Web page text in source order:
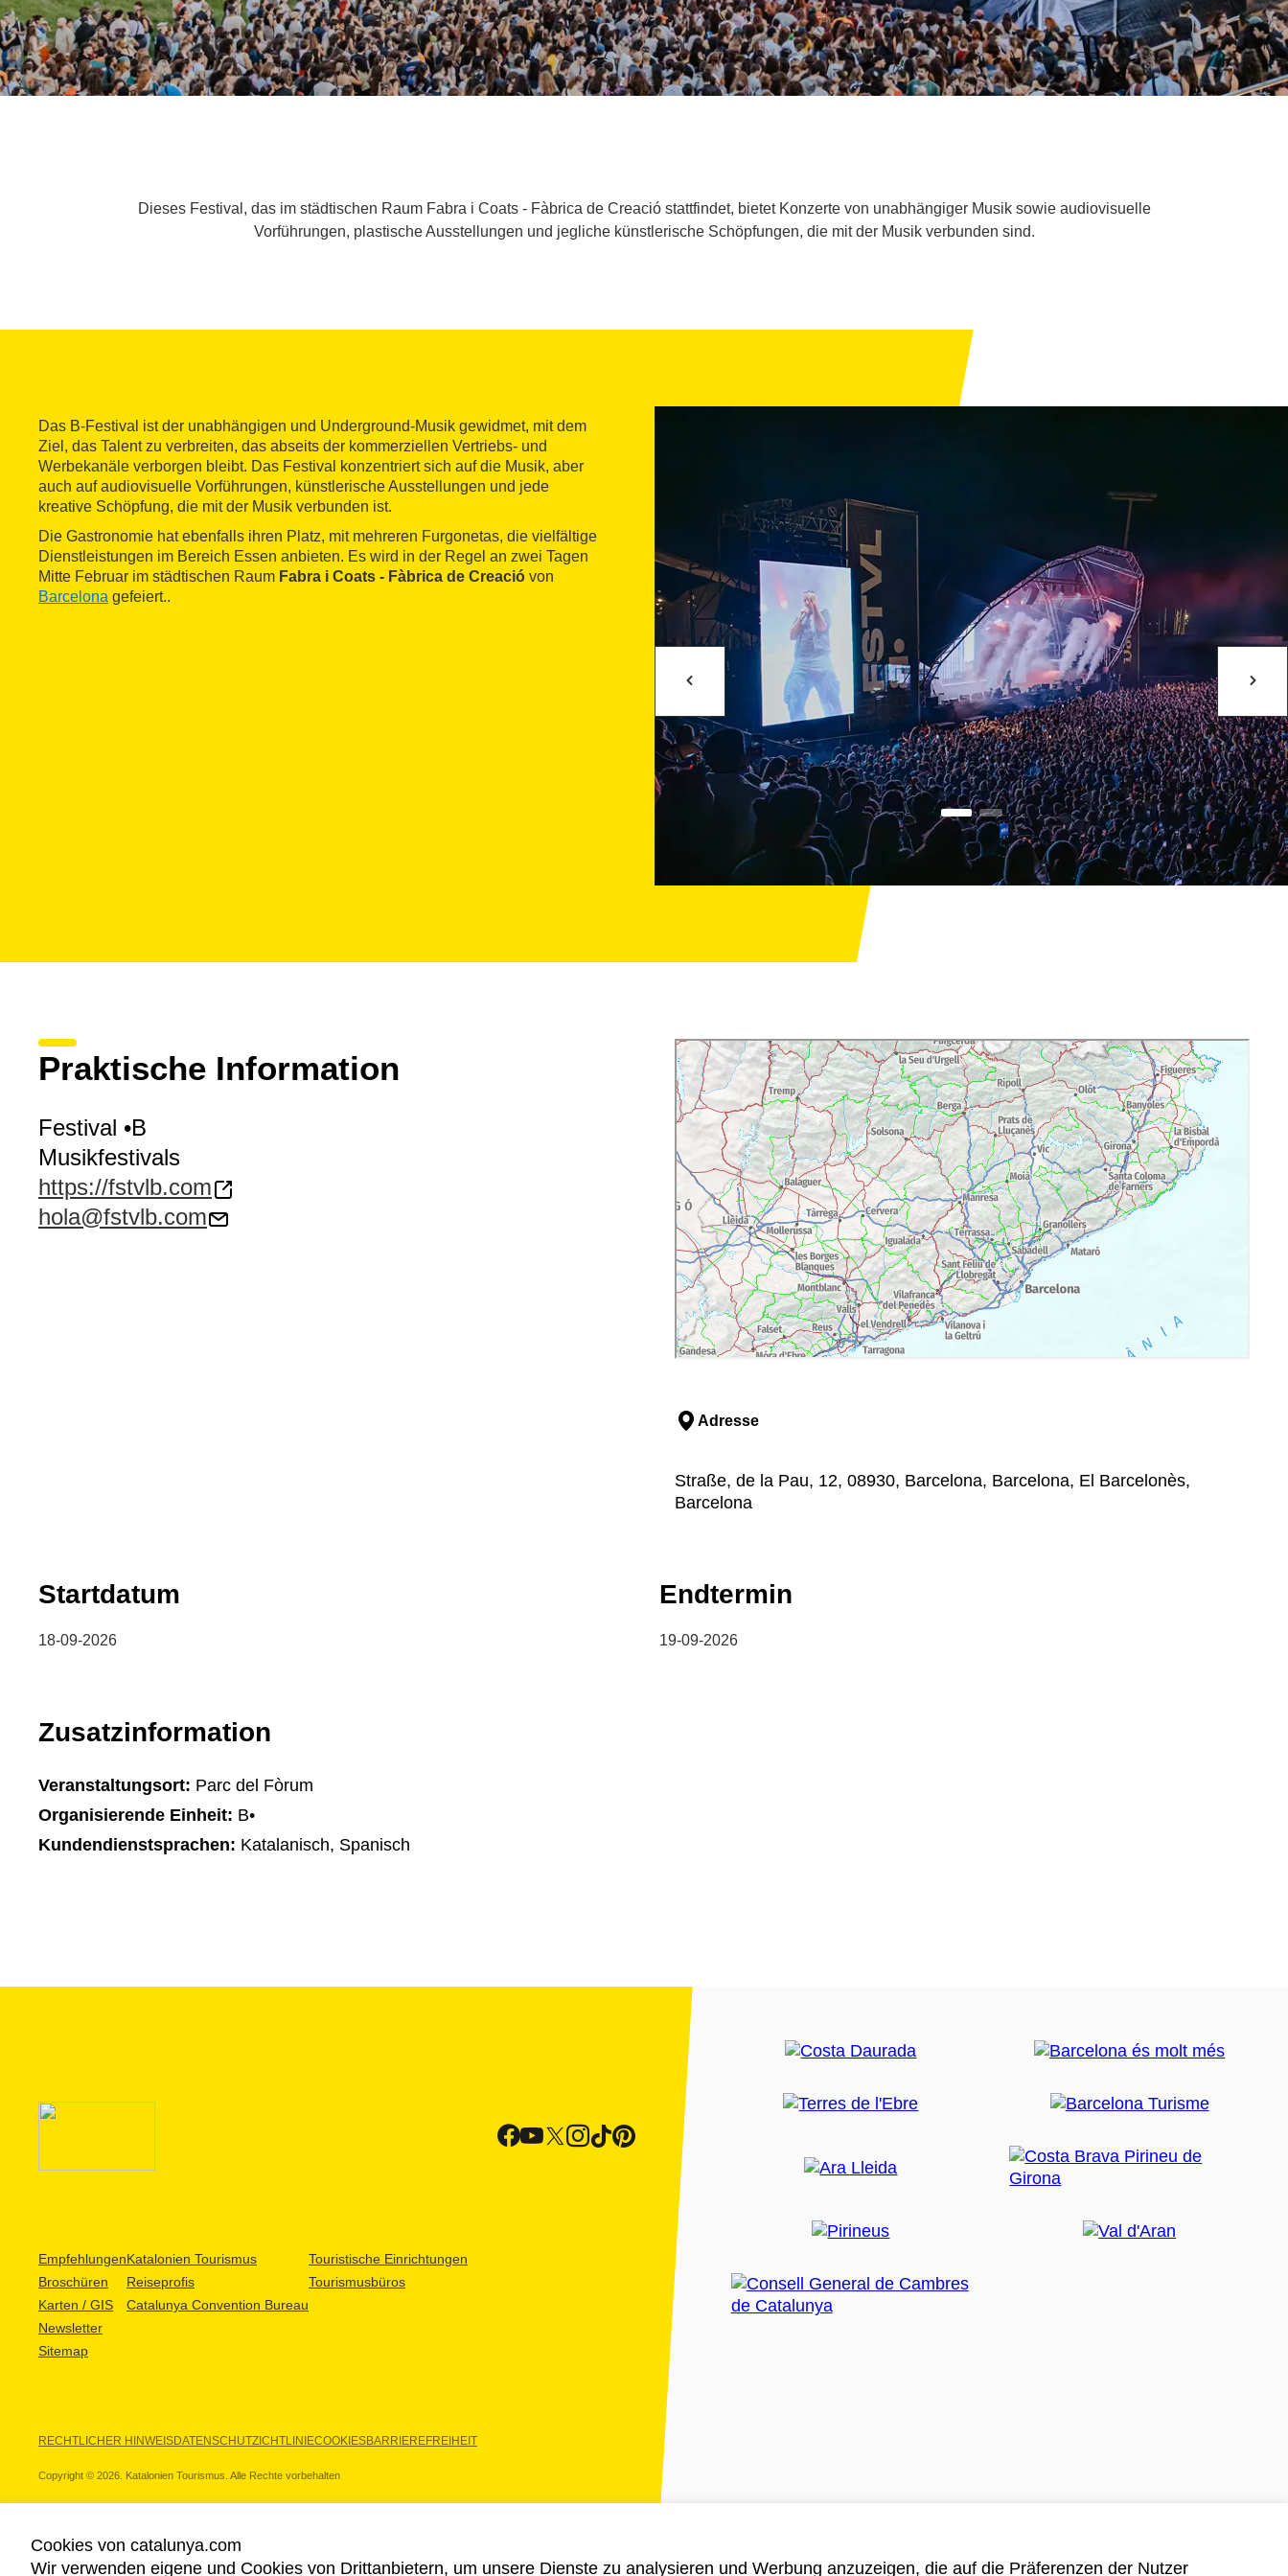
Dieses Festival, das im städtischen Raum Fabra i Coats - Fàbrica de Creació stattfindet, bietet Konzerte von unabhängiger Musik sowie audiovisuelle
Vorführungen, plastische Ausstellungen und jegliche künstlerische Schöpfungen, die mit der Musik verbunden sind.
Das B-Festival ist der unabhängigen und Underground-Musik gewidmet, mit dem
Ziel, das Talent zu verbreiten, das abseits der kommerziellen Vertriebs- und
Werbekanäle verborgen bleibt. Das Festival konzentriert sich auf die Musik, aber
auch auf audiovisuelle Vorführungen, künstlerische Ausstellungen und jede
kreative Schöpfung, die mit der Musik verbunden ist.
Die Gastronomie hat ebenfalls ihren Platz, mit mehreren Furgonetas, die vielfältige
Dienstleistungen im Bereich Essen anbieten. Es wird in der Regel an zwei Tagen
Mitte Februar im städtischen Raum Fabra i Coats - Fàbrica de Creació von
Barcelona gefeiert..
Praktische Information
Festival •B
Musikfestivals
https://fstvlb.com
hola@fstvlb.com
Adresse
Straße, de la Pau, 12, 08930, Barcelona, Barcelona, El Barcelonès,
Barcelona
Startdatum
18-09-2026
Endtermin
19-09-2026
Zusatzinformation
Veranstaltungsort: Parc del Fòrum
Organisierende Einheit: B•
Kundendienstsprachen: Katalanisch, Spanisch
Empfehlungen
Broschüren
Karten / GIS
Newsletter
Sitemap
Katalonien Tourismus
Reiseprofis
Catalunya Convention Bureau
Touristische Einrichtungen
Tourismusbüros
RECHTLICHER HINWEISDATENSCHUTZICHTLINIECOOKIESBARRIEREFREIHEIT
Copyright © 2026. Katalonien Tourismus. Alle Rechte vorbehalten
Cookies von catalunya.com
Wir verwenden eigene und Cookies von Drittanbietern, um unsere Dienste zu analysieren und Werbung anzuzeigen, die auf die Präferenzen der Nutzer